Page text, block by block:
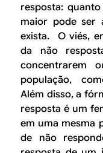
resposta:
maior pode ser
exista. O viés,
da não
concentrarem
população,
Além disso, a
resposta é um
em uma mesma
de não